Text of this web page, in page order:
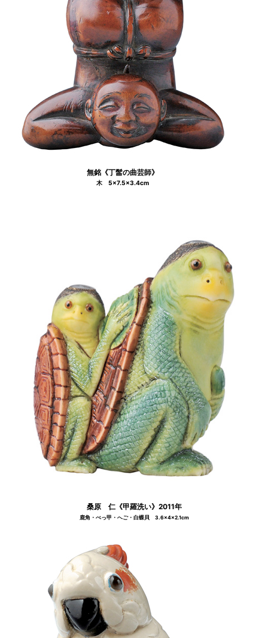
無銘《丁髷の曲芸師》
木 5×7.5×3.4cm
桑原 仁《甲羅洗い》2011年
鹿角・べっ甲・へご・白蝶貝 3.6×4×2.1cm